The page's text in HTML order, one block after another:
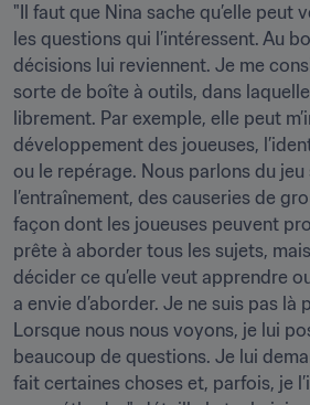
"Il faut que Nina sache qu’elle peut
les questions qui l’intéressent. Au
décisions lui reviennent. Je me
sorte de boîte à outils, dans
librement. Par exemple, elle peut
développement des joueuses,
ou le repérage. Nous parlons du
l’entraînement, des causeries de
façon dont les joueuses peuvent
prête à aborder tous les sujets, mais
décider ce qu’elle veut apprendre
a envie d’aborder. Je ne suis pas là
Lorsque nous nous voyons, je lui
beaucoup de questions. Je lui
fait certaines choses et, parfois, je